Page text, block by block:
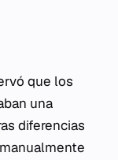
que los
una
diferencias